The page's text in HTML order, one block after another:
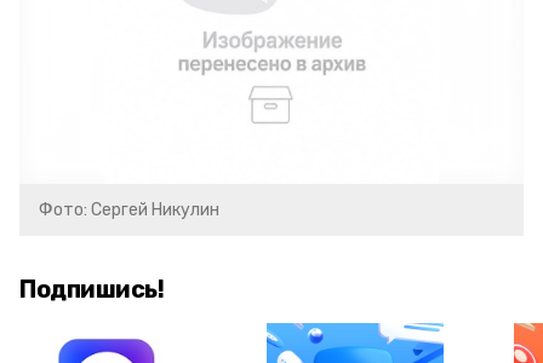
Фото: Сергей Никулин
Подпишись!